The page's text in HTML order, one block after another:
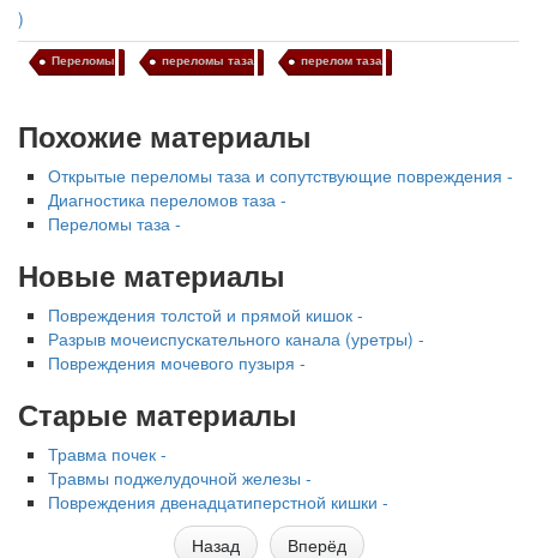
)
Переломы переломы таза перелом таза
Похожие материалы
Открытые переломы таза и сопутствующие повреждения -
Диагностика переломов таза -
Переломы таза -
Новые материалы
Повреждения толстой и прямой кишок -
Разрыв мочеиспускательного канала (уретры) -
Повреждения мочевого пузыря -
Старые материалы
Травма почек -
Травмы поджелудочной железы -
Повреждения двенадцатиперстной кишки -
Назад
Вперёд